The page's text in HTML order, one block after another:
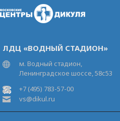
ЛДЦ «ВОДНЫЙ СТАДИОН»
м. Водный стадион,
Ленинградское шоссе, 58с53
+7 (495) 783-57-00
vs@dikul.ru